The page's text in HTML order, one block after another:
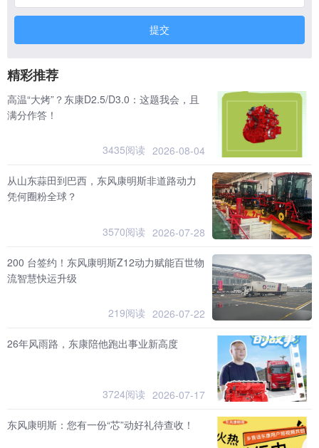
提交
精彩推荐
高温“大烤”？东康D2.5/D3.0：这题我会，且
满分作答！
3435阅读 2026-08-04
从山东蒜田到巴西，东风康明斯非道路动力
凭何圈粉全球？
3570阅读 2026-07-28
200 台签约！东风康明斯Z12动力赋能百世物
流智慧快运升级
219阅读 2026-07-22
26年风雨路，东康陪他跑出事业新高度
3724阅读 2026-07-17
东风康明斯：您有一份“芯”动好礼待查收！